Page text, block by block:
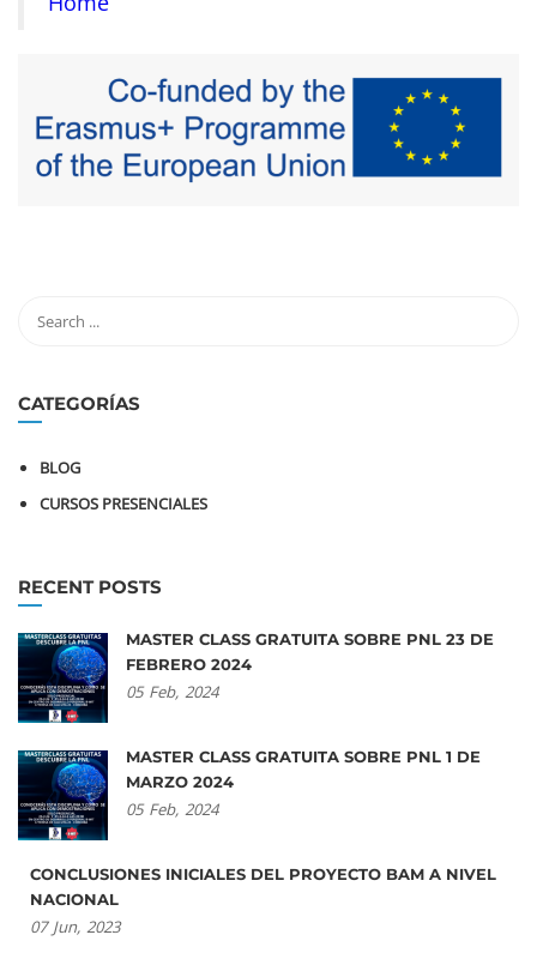
CATEGORÍAS
BLOG
CURSOS PRESENCIALES
RECENT POSTS
MASTER CLASS GRATUITA SOBRE PNL 23 DE
FEBRERO 2024
05 Feb, 2024
MASTER CLASS GRATUITA SOBRE PNL 1 DE
MARZO 2024
05 Feb, 2024
CONCLUSIONES INICIALES DEL PROYECTO BAM A NIVEL
NACIONAL
07 Jun, 2023